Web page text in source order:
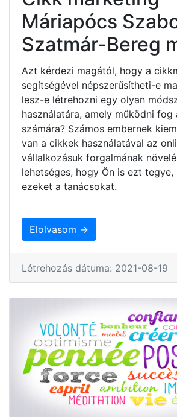
Máriapócs
Szatmár-Bereg
Azt kérdezi magától, hogy a
segítségével népszerűsítheti-e
lesz-e létrehozni egy olyan
használatára, amely működni fog
számára? Számos embernek
van a cikkek használatával az
vállalkozásuk forgalmának
lehetséges, hogy Ön is ezt tegye,
ezeket a tanácsokat.
Elolvasom →
Létrehozás dátuma: 2021-08-19